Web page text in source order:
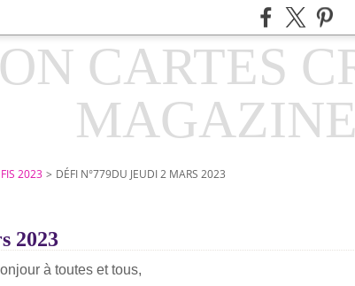
2023 > DÉFI N°779DU JEUDI 2 MARS 2023
2023
à toutes et tous,